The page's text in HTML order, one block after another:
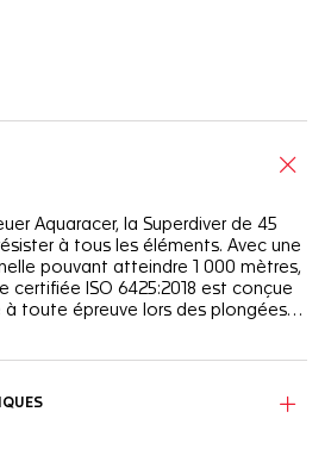
Aquaracer, la Superdiver de 45
à tous les éléments. Avec une
pouvant atteindre 1 000 mètres,
ISO 6425:2018 est conçue
toute épreuve lors des plongées
protège-couronne et d'une valve